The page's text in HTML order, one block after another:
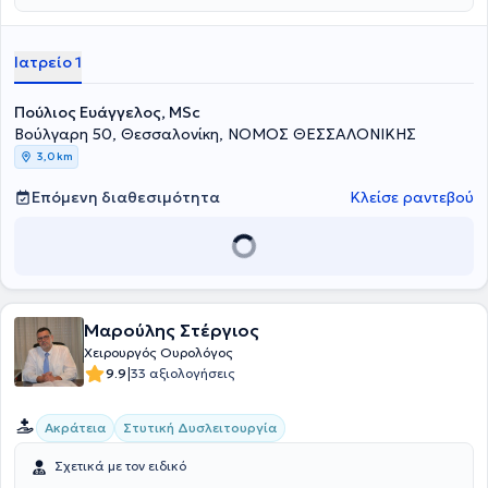
Επιστημονικός συνεργάτης Α' πανεπιστημιακής ουρολογικής
περιστατικών αξιοποιώντας την επιστημονική του αρτιότητα κι
έχοντας στο επίκεντρο την καλύτερη δυνατή εξυπηρέτηση των
Ιατρείο 1
Πούλιος Ευάγγελος, MSc
Bούλγαρη 50, Θεσσαλονίκη, ΝΟΜΟΣ ΘΕΣΣΑΛΟΝΙΚΗΣ
3,0 km
Επόμενη διαθεσιμότητα Κλείσε ραντεβού
Μαρούλης Στέργιος
Xειρουργός Ουρολόγος
9.9|33 αξιολογήσεις
Ακράτεια Στυτική Δυσλειτουργία
Σχετικά με τον ειδικό